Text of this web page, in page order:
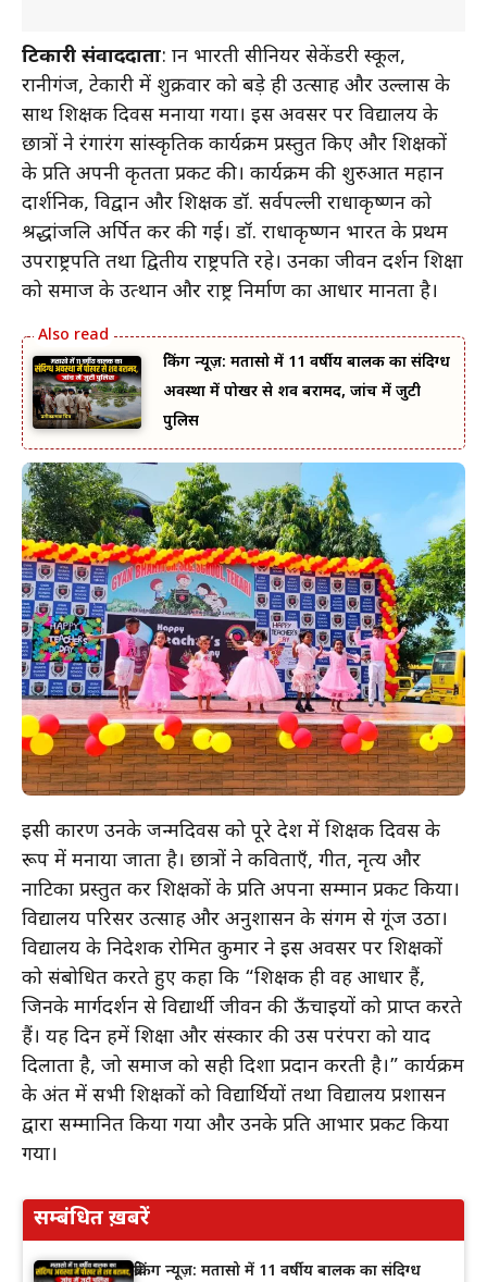
टिकारी संवाददाता: ज्ञान भारती सीनियर सेकेंडरी स्कूल,
रानीगंज, टेकारी में शुक्रवार को बड़े ही उत्साह और उल्लास के
साथ शिक्षक दिवस मनाया गया। इस अवसर पर विद्यालय के
छात्रों ने रंगारंग सांस्कृतिक कार्यक्रम प्रस्तुत किए और शिक्षकों
के प्रति अपनी कृतज्ञता प्रकट की। कार्यक्रम की शुरुआत महान
दार्शनिक, विद्वान और शिक्षक डॉ. सर्वपल्ली राधाकृष्णन को
श्रद्धांजलि अर्पित कर की गई। डॉ. राधाकृष्णन भारत के प्रथम
उपराष्ट्रपति तथा द्वितीय राष्ट्रपति रहे। उनका जीवन दर्शन शिक्षा
को समाज के उत्थान और राष्ट्र निर्माण का आधार मानता है।
ब्रेकिंग न्यूज़: मतासो में 11 वर्षीय बालक का संदिग्ध
अवस्था में पोखर से शव बरामद, जांच में जुटी
पुलिस
इसी कारण उनके जन्मदिवस को पूरे देश में शिक्षक दिवस के
रूप में मनाया जाता है। छात्रों ने कविताएँ, गीत, नृत्य और
नाटिका प्रस्तुत कर शिक्षकों के प्रति अपना सम्मान प्रकट किया।
विद्यालय परिसर उत्साह और अनुशासन के संगम से गूंज उठा।
विद्यालय के निदेशक रोमित कुमार ने इस अवसर पर शिक्षकों
को संबोधित करते हुए कहा कि “शिक्षक ही वह आधार हैं,
जिनके मार्गदर्शन से विद्यार्थी जीवन की ऊँचाइयों को प्राप्त करते
हैं। यह दिन हमें शिक्षा और संस्कार की उस परंपरा को याद
दिलाता है, जो समाज को सही दिशा प्रदान करती है।” कार्यक्रम
के अंत में सभी शिक्षकों को विद्यार्थियों तथा विद्यालय प्रशासन
द्वारा सम्मानित किया गया और उनके प्रति आभार प्रकट किया
गया।
सम्बंधित ख़बरें
ब्रेकिंग न्यूज़: मतासो में 11 वर्षीय बालक का संदिग्ध